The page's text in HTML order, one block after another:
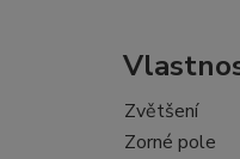
Zvětšení
Zorné pole